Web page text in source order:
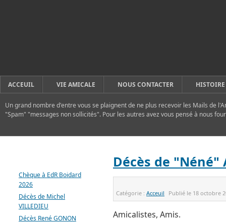
ACCEUIL VIE AMICALE NOUS CONTACTER
Un grand nombre d'entre vous se plaignent de ne plus recevoir les Mails de
"Spam" "messages non sollicités". Pour les autres avez vous pensé à nous
Décès de "Néné"
Catégorie :Acceuil Publié le 18 octobre
Amicalistes, Amis.
Chèque à EdR Boidard
2026
Décès de Michel
VILLEDIEU
Décès René GONON